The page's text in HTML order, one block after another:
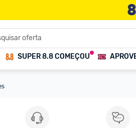
SUPER 8.8 COMEÇOU